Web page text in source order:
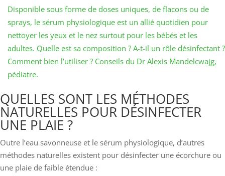
Disponible sous forme de doses uniques, de flacons ou de
sprays, le sérum physiologique est un allié quotidien pour
nettoyer les yeux et le nez surtout pour les bébés et les
adultes. Quelle est sa composition ? A-t-il un rôle désinfectant ?
Comment bien l’utiliser ? Conseils du Dr Alexis Mandelcwajg,
pédiatre.
QUELLES SONT LES MÉTHODES
NATURELLES POUR DÉSINFECTER
UNE PLAIE ?
Outre l’eau savonneuse et le sérum physiologique, d’autres
méthodes naturelles existent pour désinfecter une écorchure ou
une plaie de faible étendue :